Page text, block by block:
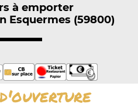
à emporter
Esquermes (59800)